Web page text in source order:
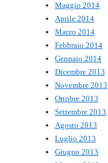
Maggio 2014
Aprile 2014
Marzo 2014
Febbraio 2014
Gennaio 2014
Dicembre 2013
Novembre 2013
Ottobre 2013
Settembre 2013
Agosto 2013
Luglio 2013
Giugno 2013